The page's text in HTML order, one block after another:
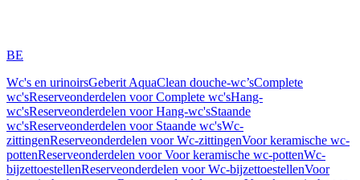
BE
Wc's en urinoirsGeberit AquaClean douche-wc’sComplete
wc'sReserveonderdelen voor Complete wc'sHang-
wc'sReserveonderdelen voor Hang-wc'sStaande
wc'sReserveonderdelen voor Staande wc'sWc-
zittingenReserveonderdelen voor Wc-zittingenVoor keramische wc-
pottenReserveonderdelen voor Voor keramische wc-pottenWc-
bijzettoestellenReserveonderdelen voor Wc-bijzettoestellenVoor